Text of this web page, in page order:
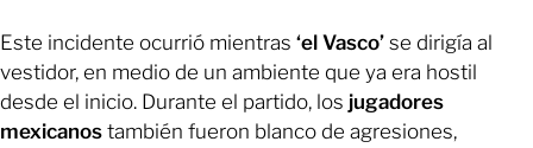
Este incidente ocurrió mientras ‘el Vasco’ se dirigía al
vestidor, en medio de un ambiente que ya era hostil
desde el inicio. Durante el partido, los jugadores
mexicanos también fueron blanco de agresiones,